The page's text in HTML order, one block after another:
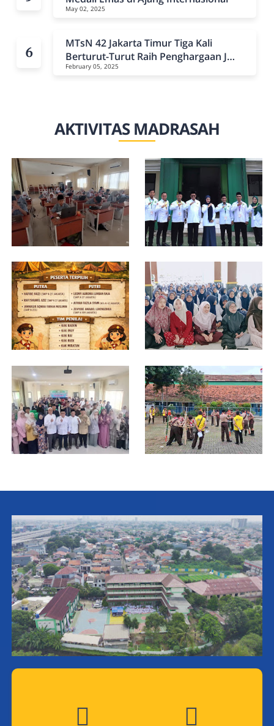
May 02, 2025
MTsN 42 Jakarta Timur Tiga Kali
Berturut-Turut Raih Penghargaan JMA
Bidang Lembaga
February 05, 2025
AKTIVITAS MADRASAH